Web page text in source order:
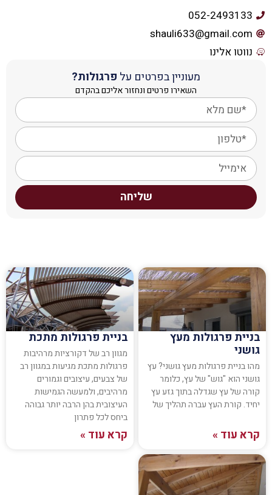
052-2493133
shauli633@gmail.com
נווטו אלינו
מעוניין בפרטים על פרגולות?
השאירו פרטים ונחזור אליכם בהקדם
שליחה
בניית פרגולות מעץ
גושני
מהו בניית פרגולות מעץ גושני? עץ
גושני הוא "גוש" של עץ, כלומר
קורה של עץ שגדלה בתוך גזע עץ
יחיד. קורת העץ עברה תהליך של
קרא עוד »
בניית פרגולות מתכת
מגוון רב של דקורציות מרהיבות
פרגולות מתכת מגיעות במגוון רב
של צבעים, עיצובים וגמורים
מרהיבים, ולמעשה הגמישות
העיצובית בהן הרבה יותר גבוהה
ביחס לכל פתרון
קרא עוד »